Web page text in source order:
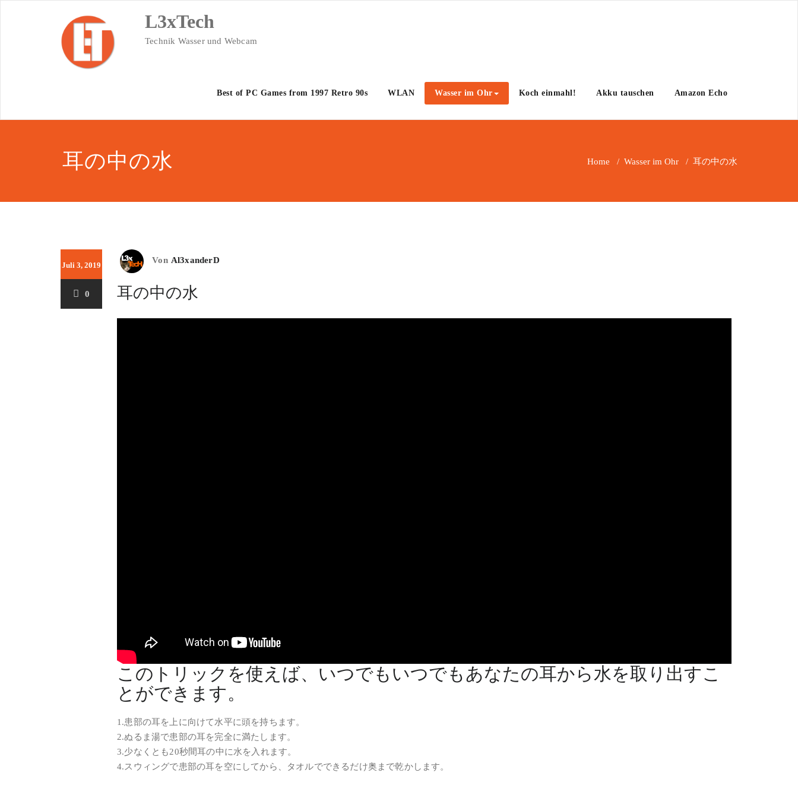
L3xTech
Technik Wasser und Webcam
Best of PC Games from 1997 Retro 90s WLAN Wasser im Ohr Koch einmahl! Akku tauschen Amazon Echo
耳の中の水 Home / Wasser im Ohr / 耳の中の水
Juli 3, 2019
0
Von Al3xanderD
耳の中の水
このトリックを使えば、いつでもいつでもあなたの耳から水を取り出すこ
とができます。
1.患部の耳を上に向けて水平に頭を持ちます。
2.ぬるま湯で患部の耳を完全に満たします。
3.少なくとも20秒間耳の中に水を入れます。
4.スウィングで患部の耳を空にしてから、タオルでできるだけ奥まで乾かします。